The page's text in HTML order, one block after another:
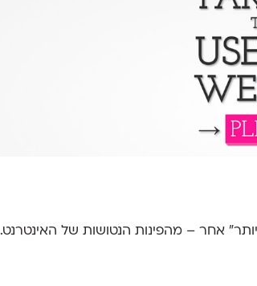
אחר – מהפינות הנטושות של האינטרנט.